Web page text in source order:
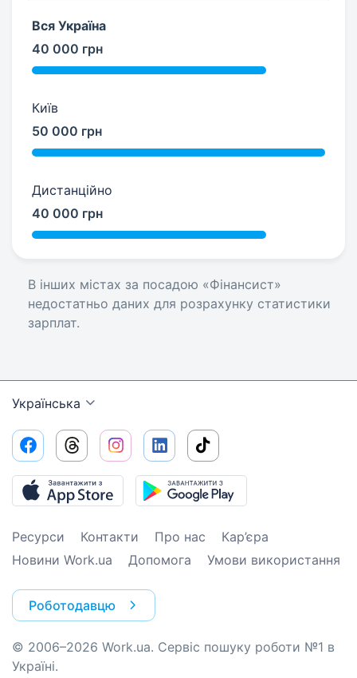
Вся Україна
40 000 грн
Київ
50 000 грн
Дистанційно
40 000 грн
В інших містах за посадою «Фінансист»
недостатньо даних для розрахунку статистики
зарплат.
Українська
Ресурси Контакти Про нас
Кар’єра
Новини Work.ua
Допомога Умови використання
Роботодавцю
© 2006–2026 Work.ua. Сервіс пошуку роботи №1 в
Україні.